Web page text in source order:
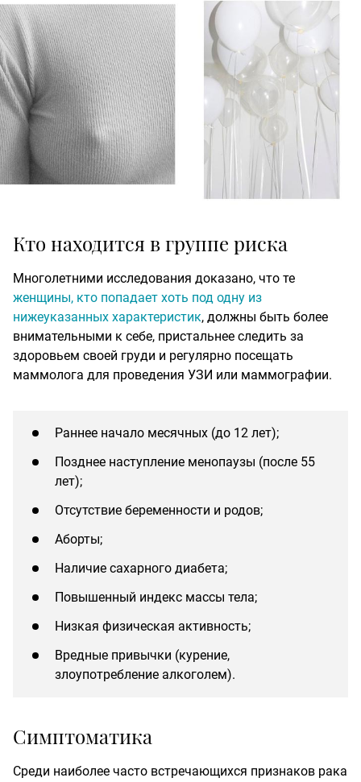
Кто находится в группе риска
Многолетними исследования доказано, что те
женщины, кто попадает хоть под одну из
нижеуказанных характеристик, должны быть более
внимательными к себе, пристальнее следить за
здоровьем своей груди и регулярно посещать
маммолога для проведения УЗИ или маммографии.
Раннее начало месячных (до 12 лет);
Позднее наступление менопаузы (после 55
лет);
Отсутствие беременности и родов;
Аборты;
Наличие сахарного диабета;
Повышенный индекс массы тела;
Низкая физическая активность;
Вредные привычки (курение,
злоупотребление алкоголем).
Симптоматика
Среди наиболее часто встречающихся признаков рака